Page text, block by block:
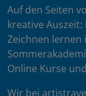
Auf den Seiten
kreative
Zeichnen lernen
Online Kurse
Wir bei